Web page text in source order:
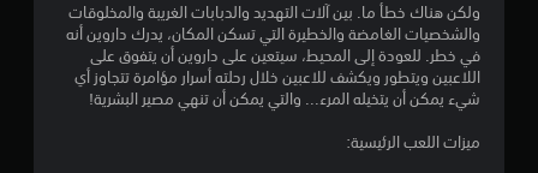
3
6
0
ولكن هناك خطأ ما. بين آلات التهديد والدبابات الغريبة والمخلوقات
والشخصيات الغامضة والخطيرة التي تسكن المكان، يدرك داروين أنه
في خطر. للعودة إلى المحيط، سيتعين على داروين أن يتفوق على
اللاعبين ويتطور ويكشف للاعبين خلال رحلته أسرار مؤامرة تتجاوز أي
شيء يمكن أن يتخيله المرء... والتي يمكن أن تنهي مصير البشرية!
ميزات اللعب الرئيسية: